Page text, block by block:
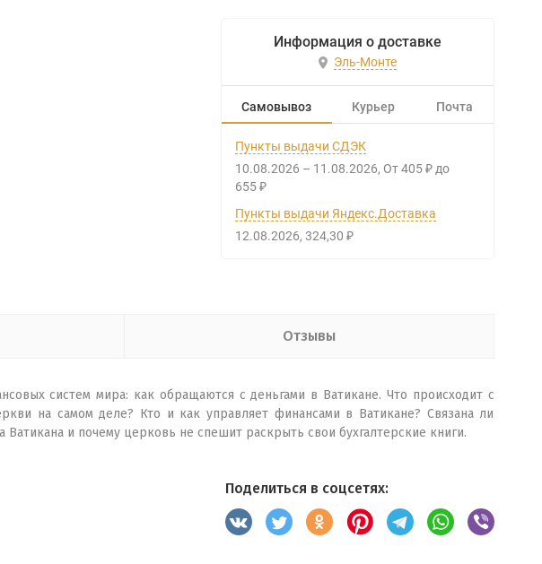
Информация о доставке
Эль-Монте
Самовывоз Курьер Почта
Пункты выдачи СДЭК
10.08.2026 – 11.08.2026 От 405 ₽ до
655 ₽
Пункты выдачи Яндекс.Доставка
12.08.2026 324,30 ₽
Отзывы
систем мира: как обращаются с деньгами в Ватикане. Что происходит с
на самом деле? Кто и как управляет финансами в Ватикане? Связана ли
и почему церковь не спешит раскрыть свои бухгалтерские книги.
Поделиться в соцсетях: